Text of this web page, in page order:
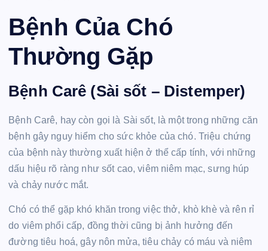
Bệnh Của Chó
Thường Gặp
Bệnh Carê (Sài sốt – Distemper)
Bệnh Carê, hay còn gọi là Sài sốt, là một trong những căn
bệnh gây nguy hiểm cho sức khỏe của chó. Triệu chứng
của bệnh này thường xuất hiện ở thể cấp tính, với những
dấu hiệu rõ ràng như sốt cao, viêm niêm mạc, sưng húp
và chảy nước mắt.
Chó có thể gặp khó khăn trong việc thở, khò khè và rên rỉ
do viêm phổi cấp, đồng thời cũng bị ảnh hưởng đến
đường tiêu hoá, gây nôn mửa, tiêu chảy có máu và niêm